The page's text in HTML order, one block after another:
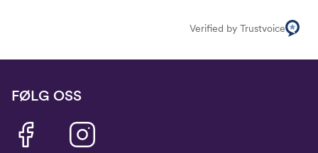
Verified by Trustvoice
FØLG OSS